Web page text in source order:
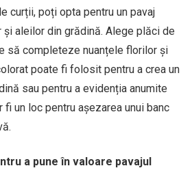
curții, poți opta pentru un pavaj
și aleilor din grădină. Alege plăci de
să completeze nuanțele florilor și
poate fi folosit pentru a crea un
sau pentru a evidenția anumite
fi un loc pentru așezarea unui banc
a pune în valoare pavajul